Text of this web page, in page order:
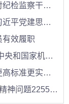
中央纪委国家监委通报2026年上半年​对纪检监察干部监督检查审查调查情况
李希在重庆调研时强调 深入学习贯彻习近平党建思想 以更高标准更实举措做好纪检监察各项工作
有效履职
凝心铸魂强根基 以民为本出实绩 ——中央和国家机关、人民团体扎实开展树立和践行正确政绩观学习教育
李希在参加福建代表团审议时强调 以更高标准更实举措推进全面从严治党 服务保障“十五五”开好局起好步
2026年1月全国查处违反中央八项规定精神问题22554起